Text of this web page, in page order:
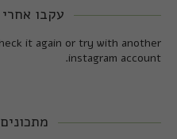
עקבו
it again or try with another
instagram account.